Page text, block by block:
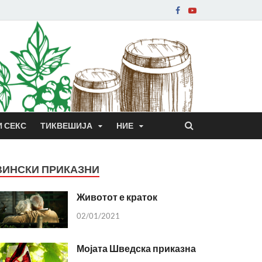
СЕКС ТИКВЕШИЈА НИЕ
ПРИКАЗНИ
Животот е краток
02/01/2021
Мојата Шведска приказна